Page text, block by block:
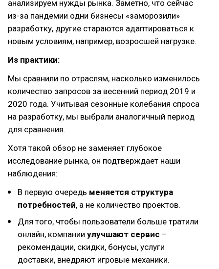
анализируем нужды рынка. Заметно, что сейчас
из-за пандемии одни бизнесы «заморозили»
разработку, другие стараются адаптироваться к
новым условиям, например, возросшей нагрузке.
Из практики:
Мы сравнили по отраслям, насколько изменилось
количество запросов за весенний период 2019 и
2020 года. Учитывая сезонные колебания спроса
на разработку, мы выбрали аналогичный период
для сравнения.
Хотя такой обзор не заменяет глубокое
исследование рынка, он подтверждает наши
наблюдения:
В первую очередь меняется структура
потребностей, а не количество проектов.
Для того, чтобы пользователи больше тратили
онлайн, компании улучшают сервис –
рекомендации, скидки, бонусы, услуги
доставки, внедряют игровые механики.